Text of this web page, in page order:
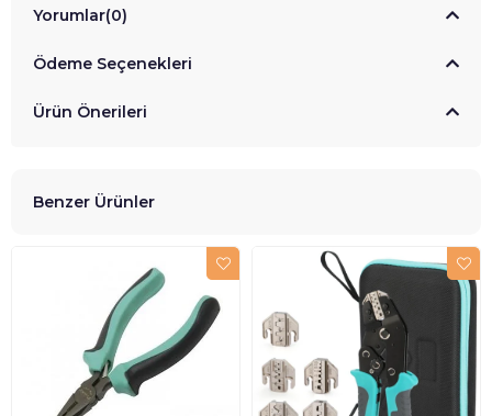
Yorumlar(0)
Ödeme Seçenekleri
Ürün Önerileri
Benzer Ürünler